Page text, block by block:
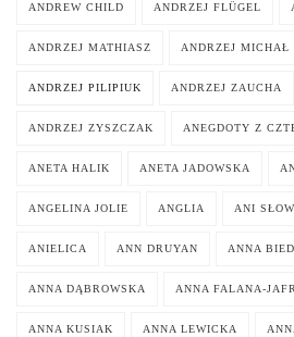
ANDREW CHILD ANDRZEJ FLÜGEL
ANDRZEJ MATHIASZ ANDRZEJ MICHAŁ
ANDRZEJ PILIPIUK ANDRZEJ ZAUCHA
ANDRZEJ ZYSZCZAK ANEGDOTY Z
ANETA HALIK ANETA JADOWSKA
ANGELINA JOLIE ANGLIA ANI
ANIELICA ANN DRUYAN ANNA
ANNA DĄBROWSKA ANNA FALANA-
ANNA KUSIAK ANNA LEWICKA